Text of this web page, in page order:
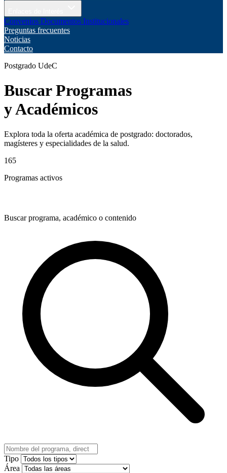
Convenios Documentos Institucionales
Preguntas frecuentes
Noticias
Contacto
Postgrado UdeC
Buscar Programas
y Académicos
Explora toda la oferta académica de postgrado: doctorados,
magísteres y especialidades de la salud.
165
Programas activos
Buscar programa, académico o contenido
Tipo
Área